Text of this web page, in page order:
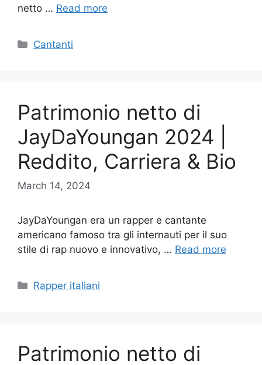
netto … Read more
Categories
Cantanti
Patrimonio netto di
JayDaYoungan 2024 |
Reddito, Carriera & Bio
March 14, 2024
JayDaYoungan era un rapper e cantante
americano famoso tra gli internauti per il suo
stile di rap nuovo e innovativo, … Read more
Categories
Rapper italiani
Patrimonio netto di